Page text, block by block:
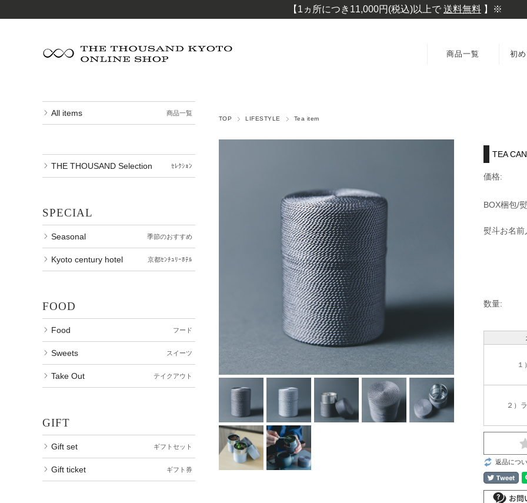
【1ヵ所につき11,000円(税込)以上で 送料無料 】※
商品一覧 初
TOP LIFESTYLE Tea item
TEA
価格:
BOX梱包/
熨斗お名前
数量:
１
２）
返品につ
All items 商品一覧
THE THOUSAND Selection ｾﾚｸｼｮﾝ
SPECIAL
Seasonal 季節のおすすめ
Kyoto century hotel 京都ｾﾝﾁｭﾘｰﾎﾃﾙ
FOOD
Food フード
Sweets スイーツ
Take Out テイクアウト
GIFT
Gift set ギフトセット
Gift ticket ギフト券